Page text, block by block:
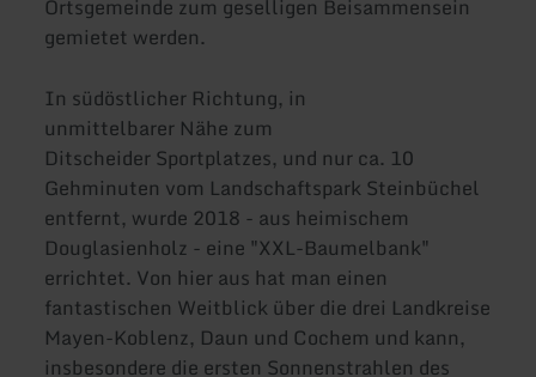
Ortsgemeinde zum geselligen Beisammensein
gemietet werden.
In südöstlicher Richtung, in
unmittelbarer Nähe zum
Ditscheider Sportplatzes, und nur ca. 10
Gehminuten vom Landschaftspark Steinbüchel
entfernt, wurde 2018 - aus heimischem
Douglasienholz - eine "XXL-Baumelbank"
errichtet. Von hier aus hat man einen
fantastischen Weitblick über die drei Landkreise
Mayen-Koblenz, Daun und Cochem und kann,
insbesondere die ersten Sonnenstrahlen des